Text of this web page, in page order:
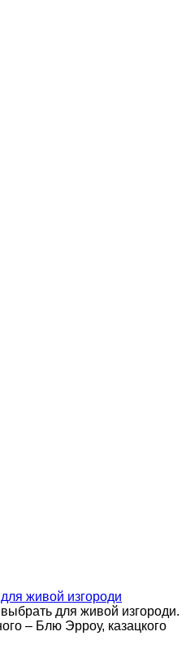
живой изгороди
для живой изгороди.
– Блю Эрроу, казацкого